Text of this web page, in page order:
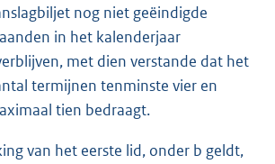
nog niet geëindigde
in het kalenderjaar
met dien verstande dat het
termijnen tenminste vier en
tien bedraagt.
van het eerste lid, onder b geldt,